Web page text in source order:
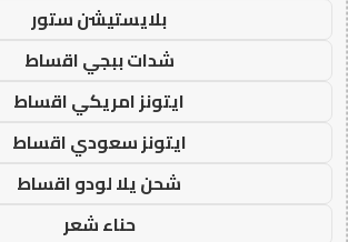
بلايستيشن ستور
شدات ببجي اقساط
ايتونز امريكي اقساط
ايتونز سعودي اقساط
شحن يلا لودو اقساط
حناء شعر